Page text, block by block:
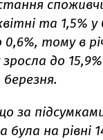
та 1,5% у
тому в
до 15,9%
за
була на рівні